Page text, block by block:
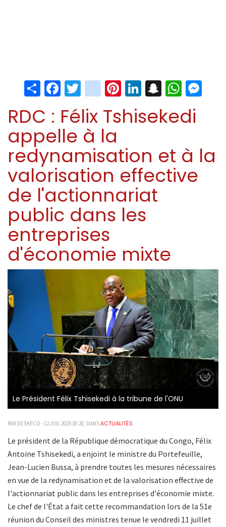
ShareFacebook
Twitter
instagram
Pinterest
LinkedIn
Snapchat
RDC : Félix Tshisekedi
appelle à la
redynamisation et à la
valorisation effective
de l'actionnariat
public dans les
entreprises
d'économie mixte
Le Président Félix Tshisekedi à la tribune de l'ONU
PAR DESKECO - 12 JUIL 2025 18:20, DANSACTUALITÉS
Le président de la République démocratique du Congo, Félix
Antoine Tshisekedi, a enjoint le ministre du Portefeuille,
Jean-Lucien Bussa, à prendre toutes les mesures nécessaires
en vue de la redynamisation et de la valorisation effective de
l'actionnariat public dans les entreprises d'économie mixte.
Le chef de l'État a fait cette recommandation lors de la 51e
réunion du Conseil des ministres tenue le vendredi 11 juillet